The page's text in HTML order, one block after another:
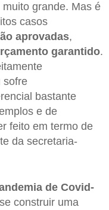
grande. Mas é
casos
aprovadas,
garantido.
sofre
bastante
e de
feito em termo de
da secretaria-
de Covid-
construir uma